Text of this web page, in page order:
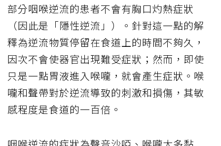
部分咽喉逆流的患者不會有胸口灼熱症狀
（因此是「隱性逆流」）。針對這一點的解
釋為逆流物質停留在食道上的時間不夠久，
因次不會使器官出現難受症狀；然而，即使
只是一點胃液進入喉嚨，就會產生症狀。喉
嚨和聲帶對於逆流導致的刺激和損傷，其敏
感程度是食道的一百倍。